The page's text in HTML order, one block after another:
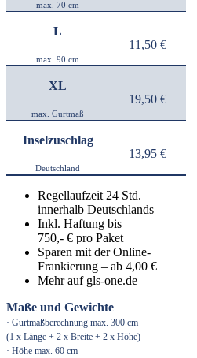
max. 70 cm
L
11,50 €
max. 90 cm
XL
19,50 €
max. Gurtmaß
Inselzuschlag
13,95 €
Deutschland
Regellaufzeit 24 Std.
innerhalb Deutschlands
Inkl. Haftung bis
750,- € pro Paket
Sparen mit der Online-
Frankierung – ab 4,00 €
Mehr auf gls-one.de
Maße und Gewichte
· Gurtmaßberechnung max. 300 cm
(1 x Länge + 2 x Breite + 2 x Höhe)
· Höhe max. 60 cm